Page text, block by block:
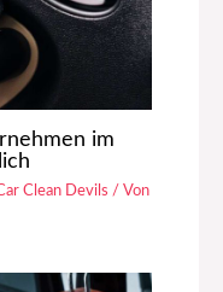
im
Clean Devils / Von